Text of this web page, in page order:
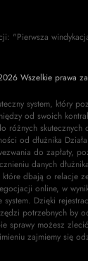
"Pierwsza
Wszelkie prawa
system, który
od swoich
różnych skutecznych
od dłużnika
do zapłaty,
danych
dbają o relacje
online, w
Dzięki
potrzebnych by
sprawy możesz
zajmiemy się